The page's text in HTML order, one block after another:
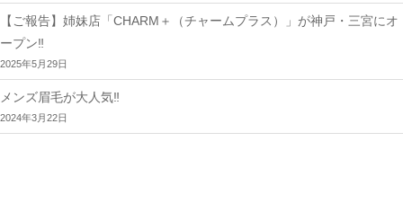
【ご報告】姉妹店「CHARM＋（チャームプラス）」が神戸・三宮にオ
ープン‼︎
2025年5月29日
メンズ眉毛が大人気‼︎
2024年3月22日